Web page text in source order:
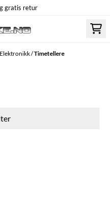
gratis retur
Elektronikk/Timetellere